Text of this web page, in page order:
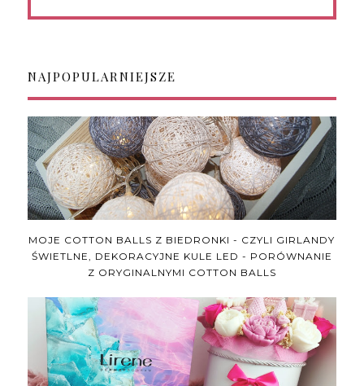
NAJPOPULARNIEJSZE
MOJE COTTON BALLS Z BIEDRONKI - CZYLI GIRLANDY
ŚWIETLNE, DEKORACYJNE KULE LED - PORÓWNANIE
Z ORYGINALNYMI COTTON BALLS